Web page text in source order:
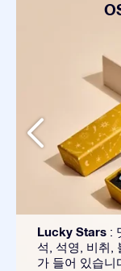
Lucky Stars :
석, 석영, 비취,
가 들어 있습니